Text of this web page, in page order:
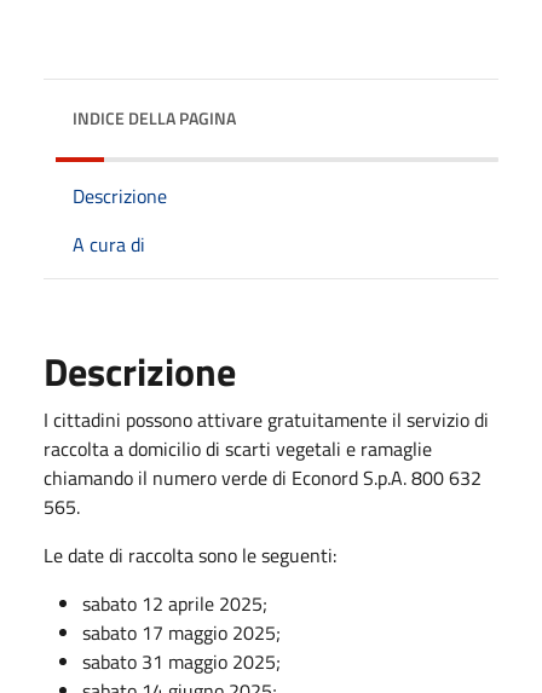
INDICE DELLA PAGINA
Descrizione
A cura di
Descrizione
I cittadini possono attivare gratuitamente il servizio di
raccolta a domicilio di scarti vegetali e ramaglie
chiamando il numero verde di Econord S.p.A. 800 632
565.
Le date di raccolta sono le seguenti:
sabato 12 aprile 2025;
sabato 17 maggio 2025;
sabato 31 maggio 2025;